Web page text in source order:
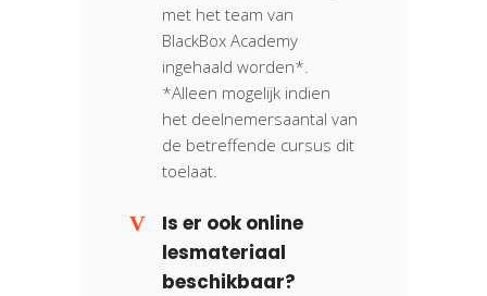
met het team van
BlackBox Academy
ingehaald worden*.
*Alleen mogelijk indien
het deelnemersaantal van
de betreffende cursus dit
toelaat.
Is er ook online
lesmateriaal
beschikbaar?